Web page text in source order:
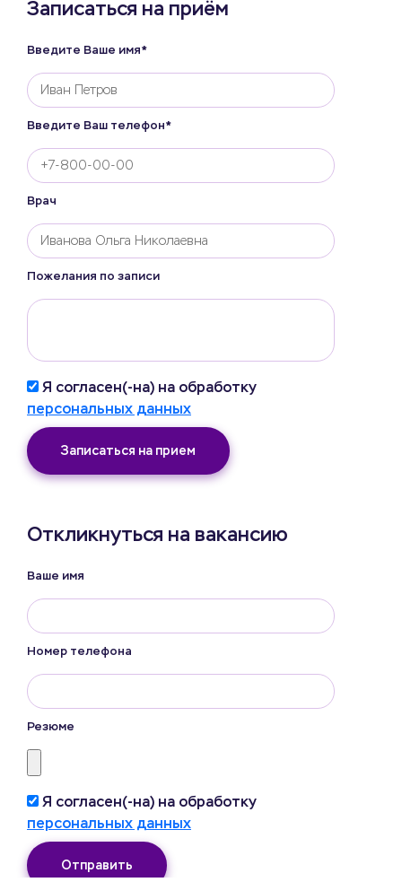
Записаться на приём
Введите Ваше имя*
Введите Ваш телефон*
Врач
Пожелания по записи
Я согласен(-на) на обработку
персональных данных
Записаться на прием
Откликнуться на вакансию
Ваше имя
Номер телефона
Резюме
Я согласен(-на) на обработку
персональных данных
Отправить